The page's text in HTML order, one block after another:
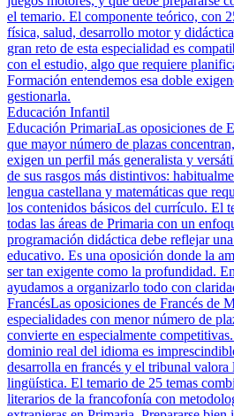
el temario. El componente teórico, con
física, salud, desarrollo motor y
gran reto de esta especialidad es
con el estudio, algo que requiere
Formación entendemos esa doble
gestionarla.
Educación Infantil
Educación PrimariaLas oposiciones de
que mayor número de plazas
exigen un perfil más generalista y
de sus rasgos más distintivos:
lengua castellana y matemáticas que
los contenidos básicos del currículo. El
todas las áreas de Primaria con un
programación didáctica debe reflejar
educativo. Es una oposición donde la
ser tan exigente como la profundidad.
ayudamos a organizarlo todo con
FrancésLas oposiciones de Francés de
especialidades con menor número de
convierte en especialmente
dominio real del idioma es
desarrolla en francés y el tribunal
lingüística. El temario de 25 temas
literarios de la francofonía con